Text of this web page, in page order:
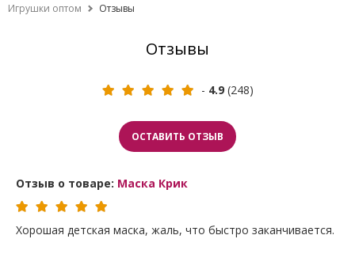
Игрушки оптом Отзывы
Отзывы
- 4.9(248)
ОСТАВИТЬ ОТЗЫВ
Отзыв о товаре: Маска Крик
Хорошая детская маска, жаль, что быстро заканчивается.